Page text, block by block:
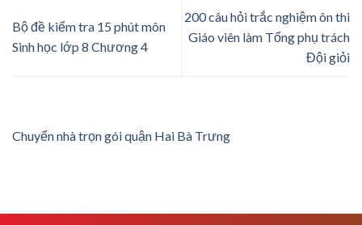
Bộ đề kiểm tra 15 phút môn
Sinh học lớp 8 Chương 4
200 câu hỏi trắc nghiệm ôn thi
Giáo viên làm Tổng phụ trách
Đội giỏi
Chuyển nhà trọn gói quận Hai Bà Trưng